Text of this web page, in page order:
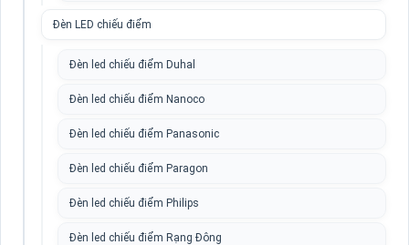
Đèn LED chiếu điểm
Đèn led chiếu điểm Duhal
Đèn led chiếu điểm Nanoco
Đèn led chiếu điểm Panasonic
Đèn led chiếu điểm Paragon
Đèn led chiếu điểm Philips
Đèn led chiếu điểm Rạng Đông